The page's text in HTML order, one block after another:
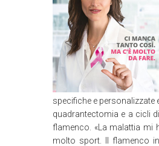
specifiche e
quadrantectomia e a cicli
flamenco. «La malattia mi
molto sport. Il flamenco